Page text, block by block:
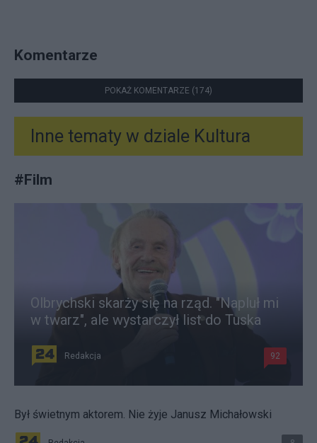
Komentarze
POKAŻ KOMENTARZE (174)
Inne tematy w dziale Kultura
#Film
Olbrychski skarży się na rząd. "Napluł mi
w twarz", ale wystarczył list do Tuska
Redakcja 92
Był świetnym aktorem. Nie żyje Janusz Michałowski